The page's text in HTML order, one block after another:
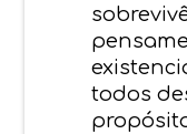
todos